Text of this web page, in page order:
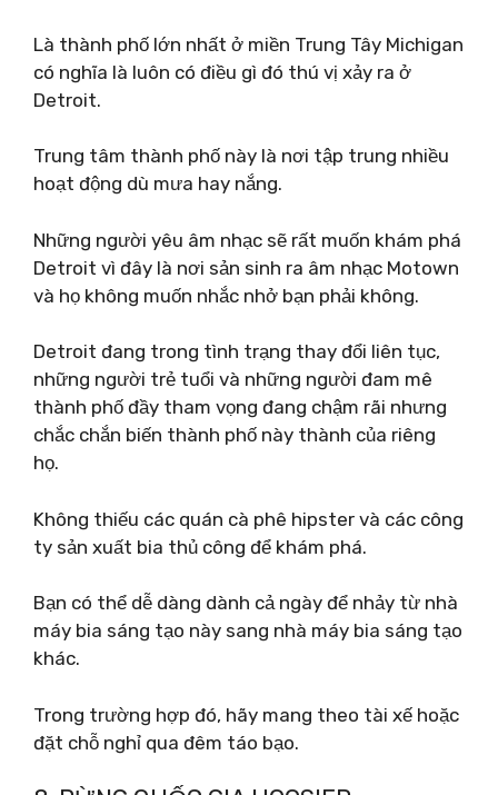
Là thành phố lớn nhất ở miền Trung Tây Michigan
có nghĩa là luôn có điều gì đó thú vị xảy ra ở
Detroit.
Trung tâm thành phố này là nơi tập trung nhiều
hoạt động dù mưa hay nắng.
Những người yêu âm nhạc sẽ rất muốn khám phá
Detroit vì đây là nơi sản sinh ra âm nhạc Motown
và họ không muốn nhắc nhở bạn phải không.
Detroit đang trong tình trạng thay đổi liên tục,
những người trẻ tuổi và những người đam mê
thành phố đầy tham vọng đang chậm rãi nhưng
chắc chắn biến thành phố này thành của riêng
họ.
Không thiếu các quán cà phê hipster và các công
ty sản xuất bia thủ công để khám phá.
Bạn có thể dễ dàng dành cả ngày để nhảy từ nhà
máy bia sáng tạo này sang nhà máy bia sáng tạo
khác.
Trong trường hợp đó, hãy mang theo tài xế hoặc
đặt chỗ nghỉ qua đêm táo bạo.